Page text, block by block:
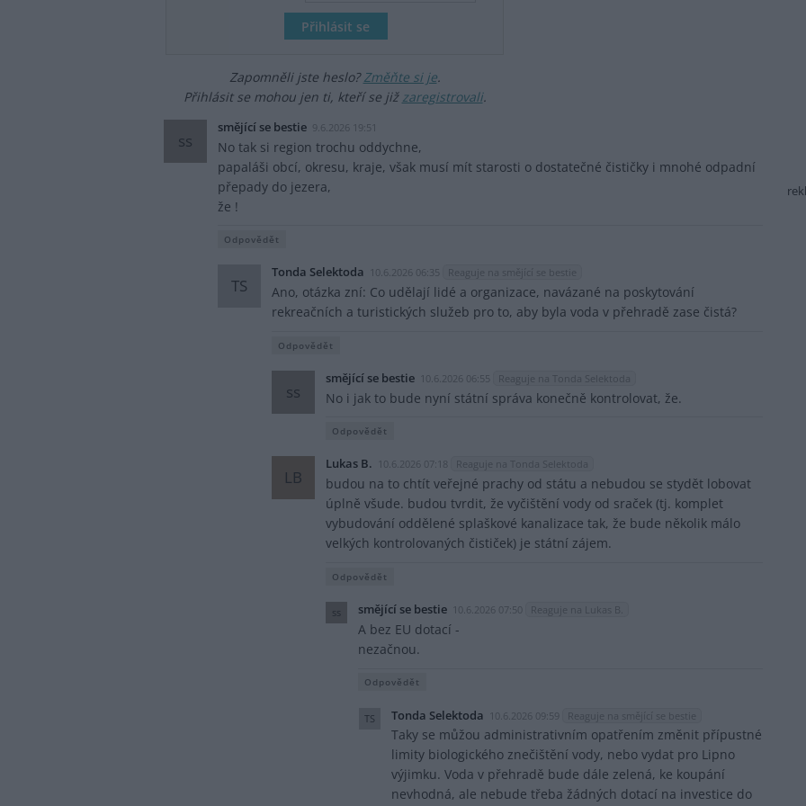
Zapomněli jste heslo?Změňte si je.
Přihlásit se mohou jen ti, kteří se již zaregistrovali.
ss
smějící se bestie 9.6.2026 19:51
No tak si region trochu oddychne,
papaláši obcí, okresu, kraje, však musí mít starosti o dostatečné čističky i mnohé odpadní
přepady do jezera,
že !
Odpovědět
TS
Tonda Selektoda 10.6.2026 06:35 Reaguje na smějící se bestie
Ano, otázka zní: Co udělají lidé a organizace, navázané na poskytování
rekreačních a turistických služeb pro to, aby byla voda v přehradě zase čistá?
Odpovědět
ss
smějící se bestie 10.6.2026 06:55 Reaguje na Tonda Selektoda
No i jak to bude nyní státní správa konečně kontrolovat, že.
Odpovědět
LB
Lukas B. 10.6.2026 07:18 Reaguje na Tonda Selektoda
budou na to chtít veřejné prachy od státu a nebudou se stydět lobovat
úplně všude. budou tvrdit, že vyčištění vody od sraček (tj. komplet
vybudování oddělené splaškové kanalizace tak, že bude několik málo
velkých kontrolovaných čističek) je státní zájem.
Odpovědět
ss smějící se bestie 10.6.2026 07:50 Reaguje na Lukas B.
A bez EU dotací -
nezačnou.
Odpovědět
TS Tonda Selektoda 10.6.2026 09:59 Reaguje na smějící se bestie
Taky se můžou administrativním opatřením změnit přípustné
limity biologického znečištění vody, nebo vydat pro Lipno
výjimku. Voda v přehradě bude dále zelená, ke koupání
nevhodná, ale nebude třeba žádných dotací na investice do